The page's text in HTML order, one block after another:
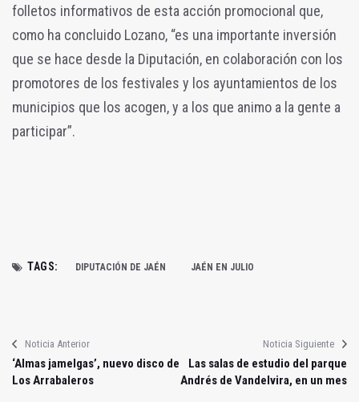
folletos informativos de esta acción promocional que,
como ha concluido Lozano, “es una importante inversión
que se hace desde la Diputación, en colaboración con los
promotores de los festivales y los ayuntamientos de los
municipios que los acogen, y a los que animo a la gente a
participar”.
TAGS: DIPUTACIÓN DE JAÉN JAÉN EN JULIO
Noticia Anterior
‘Almas jamelgas’, nuevo disco de
Los Arrabaleros
Noticia Siguiente
Las salas de estudio del parque
Andrés de Vandelvira, en un mes